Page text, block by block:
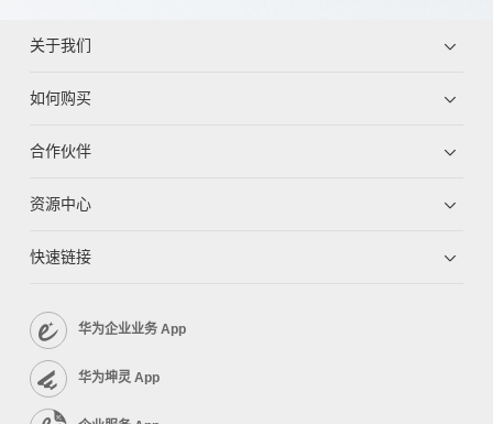
关于我们
如何购买
合作伙伴
资源中心
快速链接
华为企业业务 App
华为坤灵 App